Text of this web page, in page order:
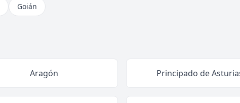
Goián
Aragón Principado de